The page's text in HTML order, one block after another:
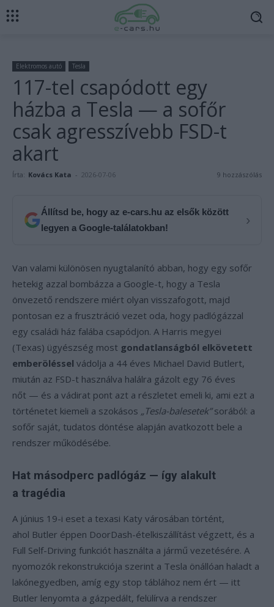
Elektromos autó Tesla
117-tel csapódott egy
házba a Tesla — a sofőr
csak agresszívebb FSD-t
akart
Írta: Kovács Kata - 2026-07-06 9 hozzászólás
Állítsd be, hogy az e-cars.hu az elsők között
legyen a Google-találatokban!
›
Van valami különösen nyugtalanító abban, hogy egy sofőr
hetekig azzal bombázza a Google-t, hogy a Tesla
önvezető rendszere miért olyan visszafogott, majd
pontosan ez a frusztráció vezet oda, hogy padlógázzal
egy családi ház falába csapódjon. A Harris megyei
(Texas) ügyészség most gondatlanságból elkövetett
emberöléssel vádolja a 44 éves Michael David Butlert,
miután az FSD-t használva halálra gázolt egy 76 éves
nőt — és a vádirat pont azt a részletet emeli ki, ami ezt a
történetet kiemeli a szokásos „Tesla-balesetek”sorából: a
sofőr saját, tudatos döntése alapján avatkozott bele a
rendszer működésébe.
Hat másodperc padlógáz — így alakult
a tragédia
A június 19-i eset a texasi Katy városában történt,
ahol Butler éppen DoorDash-ételkiszállítást végzett, és a
Full Self-Driving funkciót használta a jármű vezetésére. A
nyomozók rekonstrukciója szerint a Tesla önállóan haladt a
lakónegyedben, amíg egy stop táblához nem ért — itt
Butler lenyomta a gázpedált, felülírva a rendszer